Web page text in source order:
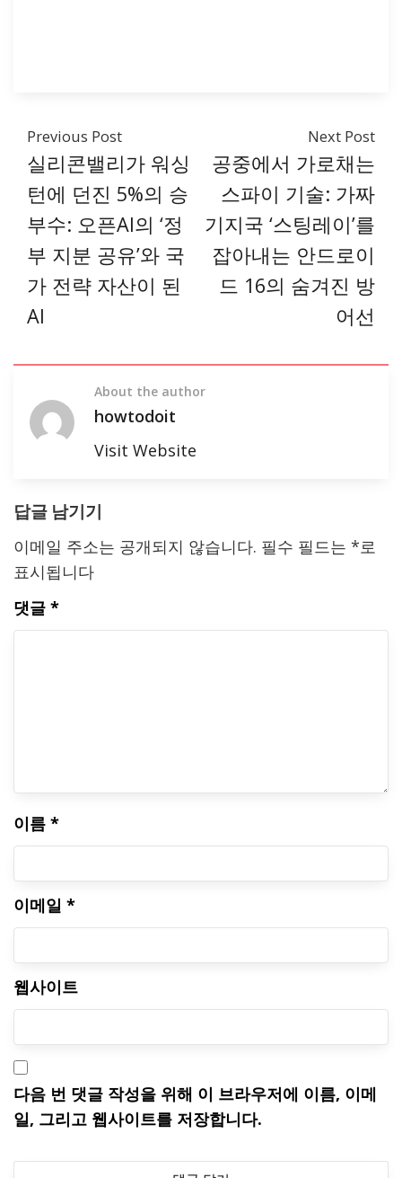
Previous Post
실리콘밸리가 워싱
턴에 던진 5%의 승
부수: 오픈AI의 ‘정
부 지분 공유’와 국
가 전략 자산이 된
AI
Next Post
공중에서 가로채는
스파이 기술: 가짜
기지국 ‘스팅레이’를
잡아내는 안드로이
드 16의 숨겨진 방
어선
About the author
howtodoit
Visit Website
답글 남기기
이메일 주소는 공개되지 않습니다. 필수 필드는 *로
표시됩니다
댓글 *
이름 *
이메일 *
웹사이트
다음 번 댓글 작성을 위해 이 브라우저에 이름, 이메
일, 그리고 웹사이트를 저장합니다.